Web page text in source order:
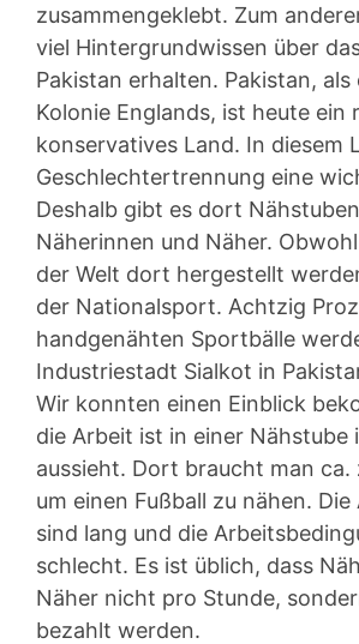
zusammengeklebt. Zum
viel Hintergrundwissen über
Pakistan erhalten. Pakistan, als
Kolonie Englands, ist heute ein
konservatives Land. In diesem
Geschlechtertrennung eine
Deshalb gibt es dort
Näherinnen und Näher.
der Welt dort hergestellt
der Nationalsport. Achtzig
handgenähten Sportbälle
Industriestadt Sialkot in
Wir konnten einen Einblick
die Arbeit ist in einer Nähstube
aussieht. Dort braucht man ca.
um einen Fußball zu nähen.
sind lang und die
schlecht. Es ist üblich, dass
Näher nicht pro Stunde,
bezahlt werden.